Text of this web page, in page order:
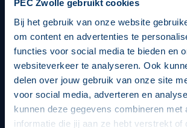
PEC Zwolle gebruikt cookies
Bij het gebruik van onze website
om content en advertenties te
functies voor social media te bieden en
websiteverkeer te analyseren. Ook
delen over jouw gebruik van onze site
voor social media, adverteren en
kunnen deze gegevens combineren met
informatie die jij aan ze hebt verstrekt of